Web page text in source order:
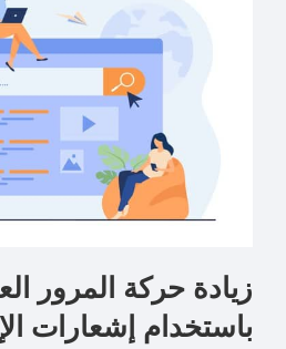
زيادة حركة المرور
باستخدامإشعارات